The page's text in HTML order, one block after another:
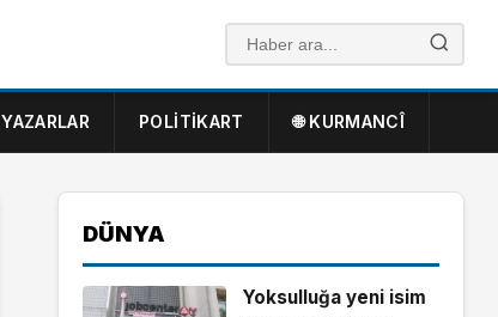
YAZARLAR POLITIKART 🌐 KURMANCÎ
DÜNYA
Yoksulluğa yeni isim